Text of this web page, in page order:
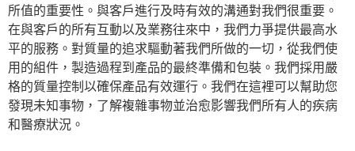
所值的重要性。與客戶進行及時有效的溝通對我們很重要。
在與客戶的所有互動以及業務往來中，我們力爭提供最高水
平的服務。對質量的追求驅動著我們所做的一切，從我們使
用的組件，製造過程到產品的最終準備和包裝。我們採用嚴
格的質量控制以確保產品有效運行。我們在這裡可以幫助您
發現未知事物，了解複雜事物並治愈影響我們所有人的疾病
和醫療狀況。